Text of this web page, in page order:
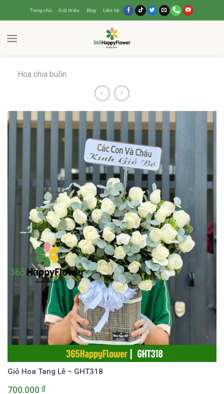
Trang chủ Giới thiệu Blog Liên hệ
Hoa chia buồn
Giỏ Hoa Tang Lễ – GHT318
700.000 ₫